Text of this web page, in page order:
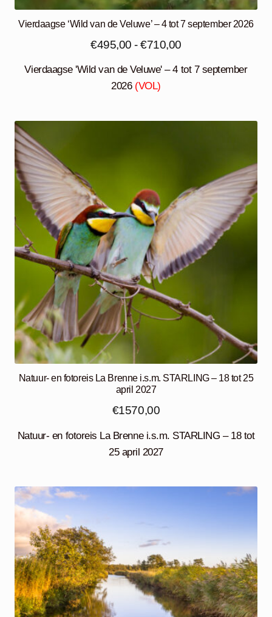
Vierdaagse ‘Wild van de Veluwe’ – 4 tot 7 september 2026
€495,00 - €710,00
€495,00
Vierdaagse 'Wild van de Veluwe' – 4 tot 7 september
2026 (VOL)
Natuur- en fotoreis La Brenne i.s.m. STARLING – 18 tot 25
april 2027
€1570,00
Natuur- en fotoreis La Brenne i.s.m. STARLING – 18 tot
25 april 2027